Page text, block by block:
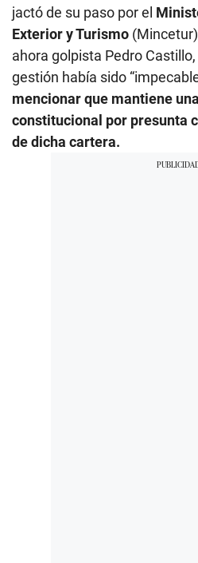
jactó de su paso por el
Exterior y Turismo
ahora golpista Pedro
gestión había sido
mencionar que mantiene
constitucional por presunta
de dicha cartera.